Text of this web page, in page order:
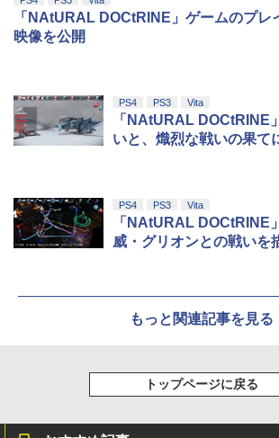
「NAtURAL DOCtRINE」ゲームのプレ
映像を公開
PS4 PS3 Vita
「NAtURAL DOCtRINE
いと、熾烈な戦いの果
PS4 PS3 Vita
「NAtURAL DOCtRINE
威・グリオンとの戦いを
もっと関連記事を見る
トップページに戻る